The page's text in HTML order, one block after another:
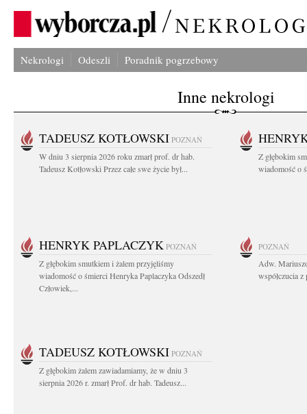
Nekrologi Odeszli Poradnik pogrzebowy
Inne nekrologi
TADEUSZ KOTŁOWSKI POZNAŃ
W dniu 3 sierpnia 2026 roku zmarł prof. dr hab.
Tadeusz Kotłowski Przez całe swe życie był...
Z głębokim
wiadomość o
HENRYK PAPLACZYK POZNAŃ
Z głębokim smutkiem i żalem przyjęliśmy
wiadomość o śmierci Henryka Paplaczyka Odszedł
Człowiek,...
POZNAŃ
Adw.
współczucia
TADEUSZ KOTŁOWSKI POZNAŃ
Z głębokim żalem zawiadamiamy, że w dniu 3
sierpnia 2026 r. zmarł Prof. dr hab. Tadeusz...